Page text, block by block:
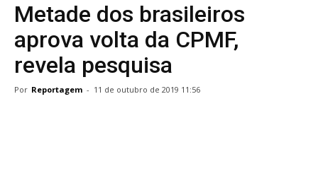
Metade dos brasileiros
aprova volta da CPMF,
revela pesquisa
Por Reportagem - 11 de outubro de 2019 11:56